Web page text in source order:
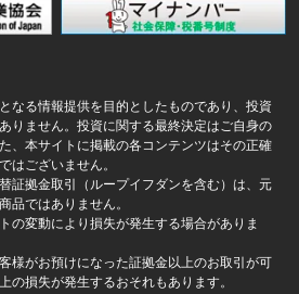
なる情報提供を目的としたものであり、投資
りません。投資に関する最終決定はご自身の
、本サイトに掲載の各コンテンツはその正確
はございません。
証拠金取引（ループイフダンを含む）は、元
品ではありません。
の変動により損失が発生する場合がありま
様がお預けになった証拠金以上のお取引が可
の損失が発生するおそれもあります。